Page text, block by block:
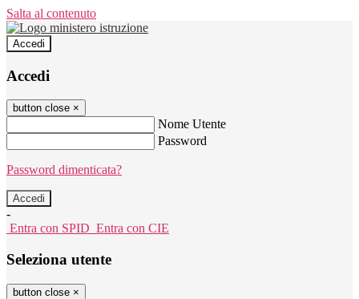
Salta al contenuto
Accedi
Accedi
button close ×
Nome Utente
Password
Password dimenticata?
-
Entra con SPID Entra con CIE
Seleziona utente
button close ×